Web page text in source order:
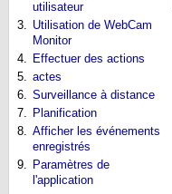
utilisateur
3. Utilisation de WebCam
Monitor
4. Effectuer des actions
5. actes
6. Surveillance à distance
7. Planification
8. Afficher les événements
enregistrés
9. Paramètres de
l'application